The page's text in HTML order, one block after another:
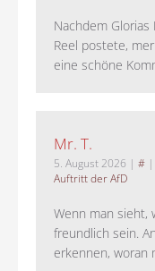
Nachdem
Reel postete,
eine schöne
Mr. T.
5. August 2026 | #
Auftritt der AfD
Wenn man sieht,
freundlich sein.
erkennen, woran